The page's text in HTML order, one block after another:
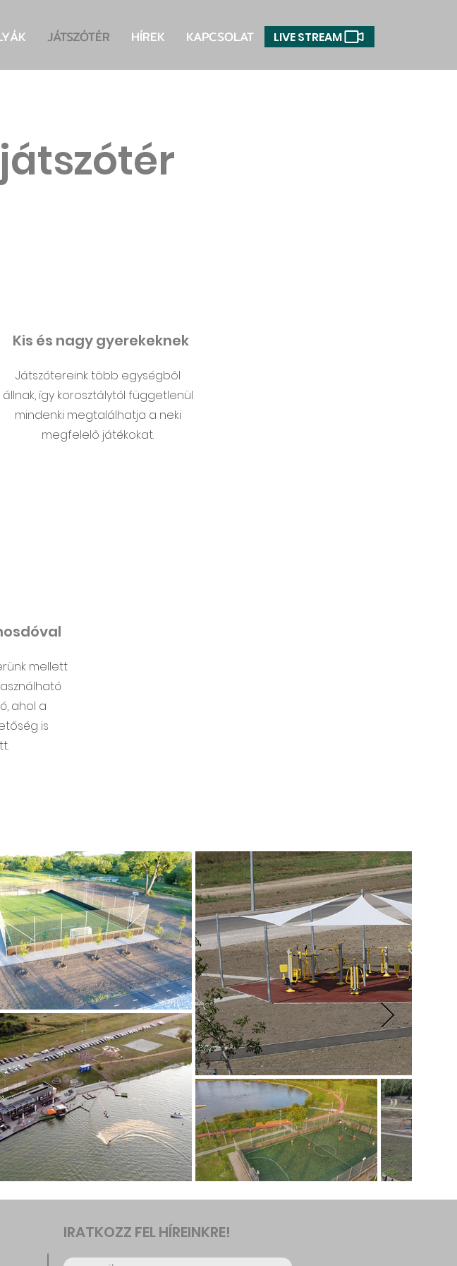
JÁTSZÓTÉR HÍREK KAPCSOLAT LIVE STREAM
Kis és nagy gyerekeknek
Játszótereink több egységből
állnak, így korosztálytól függetlenül
mindenki megtalálhatja a neki
megfelelő játékokat.
mellett
ahol a
is
IRATKOZZ FEL HÍREINKRE!